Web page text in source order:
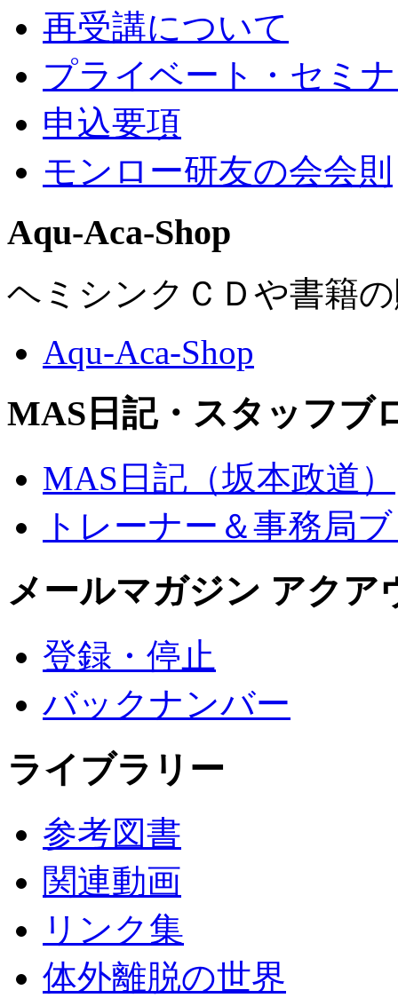
再受講について
プライベート・セミ
申込要項
モンロー研友の会会則
Aqu-Aca-Shop
ヘミシンクＣＤや書籍
Aqu-Aca-Shop
MAS日記・スタッフブ
MAS日記（坂本政道）
トレーナー＆事務局
メールマガジン アクア
登録・停止
バックナンバー
ライブラリー
参考図書
関連動画
リンク集
体外離脱の世界